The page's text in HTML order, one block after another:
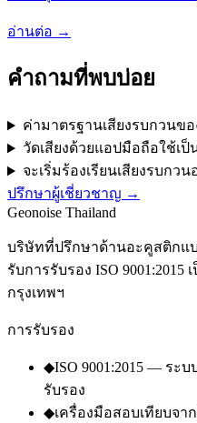
อ่านต่อ →
คำถามที่พบบ่อย
ค่ามาตรฐานเสียงรบกวนขอ
วัดเสียงด้วยแอปมือถือใช้เ
จะเริ่มร้องเรียนเสียงรบกวน
ปรึกษาผู้เชี่ยวชาญ →
Geonoise Thailand
บริษัทที่ปรึกษาด้านอะคูสติกแบ
รับการรับรอง ISO 9001:2015
กรุงเทพฯ
การรับรอง
◆ISO 9001:2015 — ร
รับรอง
◆เครื่องมือสอบเทียบจ